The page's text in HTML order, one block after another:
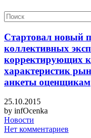
Стартовал новый
коллективных
корректирующих
характеристик
анкеты оценщикам
25.10.2015
by infOcenka
Новости
Нет комментариев